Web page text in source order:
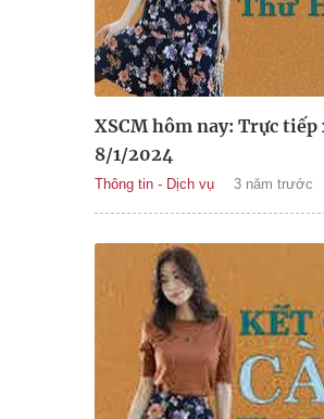
XSCM hôm nay: Trực tiếp
8/1/2024
Thông tin - Dịch vụ 3 năm trước